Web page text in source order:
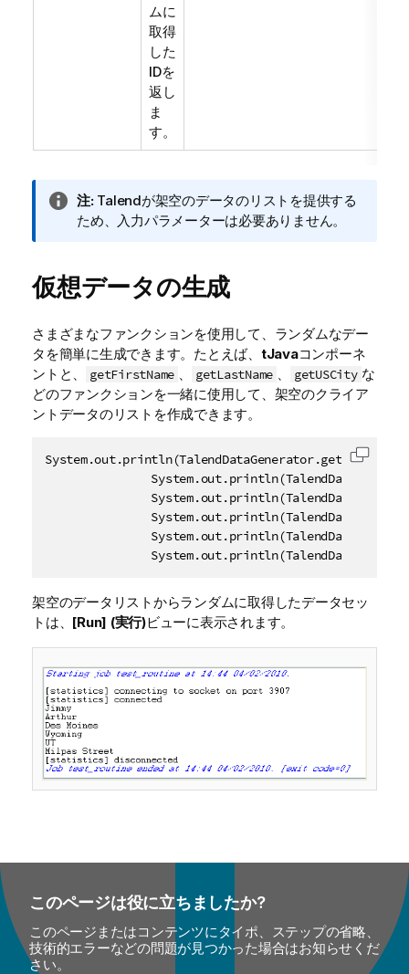
ムに
取得
した
IDを
返し
ま
す。
情
報
注: Talendが架空のデータのリストを提供する
ため、入力パラメーターは必要ありません。
仮想データの生成
さまざまなファンクションを使用して、ランダムなデー
タを簡単に生成できます。たとえば、 tJavaコンポーネ
ントと、
getFirstName getLastName getUSCity な
どのファンクションを一緒に使用して、架空のクライア
ントデータのリストを作成できます。
コード
架空のデータリストからランダムに取得したデータセッ
トは、 [Run] (実行)ビューに表示されます。
このページは役に立ちましたか?
このページまたはコンテンツにタイポ、ステップの省略、
技術的エラーなどの問題が見つかった場合はお知らせくだ
さい。